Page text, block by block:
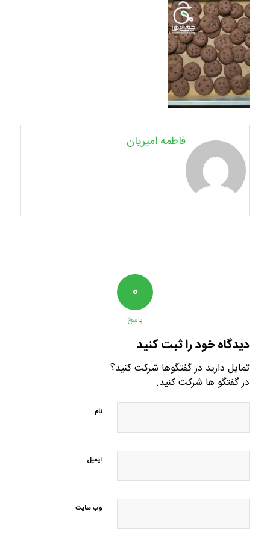
فاطمه امیریان
۰
پاسخ
دیدگاه خود را ثبت کنید
تمایل دارید در گفتگوها شرکت کنید؟
در گفتگو ها شرکت کنید.
نام
ایمیل
وب‌ سایت